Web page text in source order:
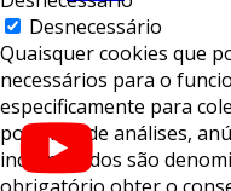
Desnecessário
Quaisquer cookies que
necessários para o
especificamente para
por meio de análises,
incorporados são
obrigatório obter o